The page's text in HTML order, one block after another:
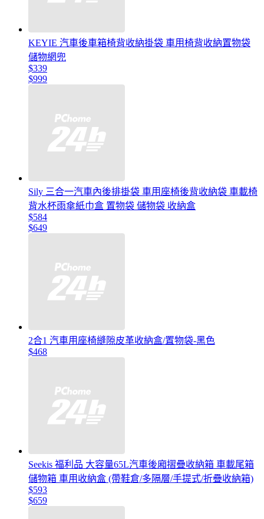
KEYIE 汽車後車箱椅背收納掛袋 車用椅背收納置物袋
儲物網兜
$339
$999
Sily 三合一汽車內後排掛袋 車用座椅後背收納袋 車載椅
背水杯雨傘紙巾盒 置物袋 儲物袋 收納盒
$584
$649
2合1 汽車用座椅縫隙皮革收納盒/置物袋-黑色
$468
Seekis 福利品 大容量65L汽車後廂摺疊收納箱 車載尾箱
儲物箱 車用收納盒 (帶鞋倉/多隔層/手提式/折疊收納箱)
$593
$659